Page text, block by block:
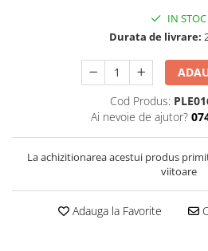
IN STOC
Durata de livrare:
Cod Produs:
Ai nevoie de ajutor?
La achizitionarea acestui produs
viitoare
Adauga la Favorite